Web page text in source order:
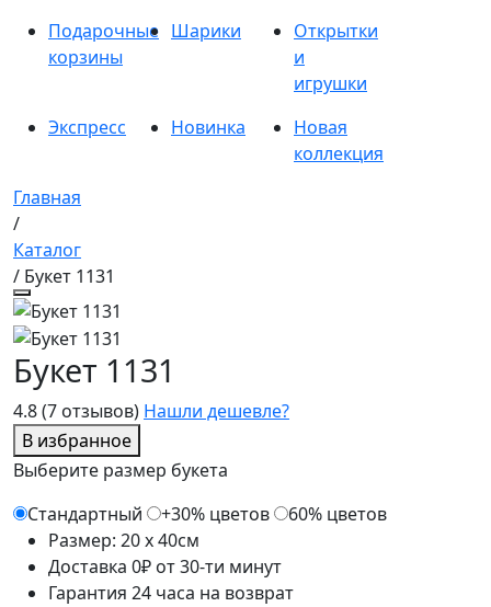
Подарочные
корзины
Шарики
Открытки
и
игрушки
Экспресс
Новинка
Новая
коллекция
Главная
/
Каталог
/ Букет 1131
4.8(7 отзывов) Нашли дешевле?
В избранное
Букет 1131
Выберите размер букета
Стандартный
+30% цветов
60% цветов
Размер: 20 x 40см
Доставка 0₽ от 30-ти минут
Гарантия 24 часа на возврат